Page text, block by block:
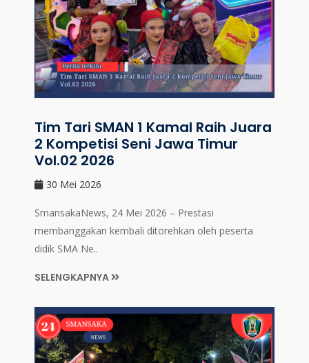
Tim Tari SMAN 1 Kamal Raih Juara
2 Kompetisi Seni Jawa Timur
Vol.02 2026
30 Mei 2026
SmansakaNews, 24 Mei 2026 – Prestasi
membanggakan kembali ditorehkan oleh peserta
didik SMA Ne..
SELENGKAPNYA